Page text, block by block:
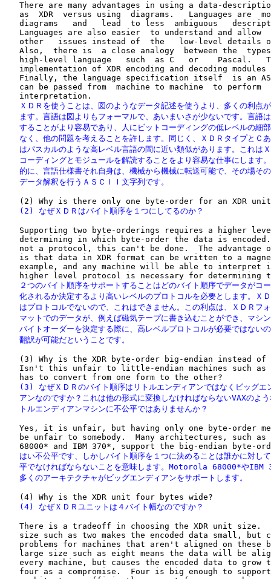
There are many advantages in using a data-
as  XDR  versus using  diagrams.   Languages are
diagrams   and   lead  to less  ambiguous
Languages are also easier  to understand and allow
other   issues instead of  the   low-level details
Also,  there is  a close analogy  between the
high-level language   such  as C   or    Pascal.
implementation of XDR encoding and decoding modules
Finally, the language specification itself  is an
can be passed from  machine to machine  to perform
ＸＤＲを使うことは、図のようなデータ記述を使うより、多くの利点
ます。言語は図よりもフォーマルで、あいまいさが少ないです。言語
することがより容易であり、人にビットコーディングの低レベルの細
なく、他の問題を考えることを許します。同じく、ＸＤＲタイプとＣ
はパスカルのような高レベル言語の間に近い類似があります。これは
コーディングとモジュールを解読することをより容易な仕事にします
的に、言語仕様書それ自身は、機械から機械に転送可能で、その場そ
   データ解釈を行うＡＳＣＩＩ文字列です。
   (2) なぜＸＤＲはバイト順序を１つにしてるのか？
Supporting two byte-orderings requires a higher
determining in which byte-order the data is
not a protocol, this can't be done.  The advantage
is that data in XDR format can be written to a
example, and any machine will be able to interpret
２つのバイト順序をサポートすることはどのバイト順序でデータがコ
化されるか決定するより高いレベルのプロトコルを必要とします。Ｘ
はプロトコルでないので、これはできません。この利点は、ＸＤＲフ
マットでのデータが、例えば磁気テープに書き込むことができ、マシ
バイトオーダーを決定する際に、高レベルプロトコルが必要ではない
   翻訳が可能だということです。
(3) Why is the XDR byte-order big-endian instead of
Isn't this unfair to little-endian machines such as
(3) なぜＸＤＲのバイト順序はリトルエンディアンではなくビッグエ
アンなのですか？これは他の形式に変換しなければならないVAXのよ
   トルエンディアンマシンに不公平ではありませんか？
Yes, it is unfair, but having only one byte-order
be unfair to somebody.  Many architectures, such as
はい不公平です、しかしバイト順序を１つに決めることは誰かに対し
平でなければならないことを意味します。Motorola 68000*やIBM
   多くのアーキテクチャがビッグエンディアンをサポートします。
   (4) なぜＸＤＲユニットは４バイト幅なのですか？
There is a tradeoff in choosing the XDR unit size.
size such as two makes the encoded data small, but
problems for machines that aren't aligned on these
large size such as eight means the data will be
every machine, but causes the encoded data to grow
four as a compromise.  Four is big enough to